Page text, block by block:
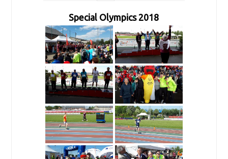
Special Olympics 2018